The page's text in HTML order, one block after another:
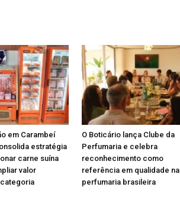
em Carambeí
estratégia
carne suína
valor
O Boticário lança Clube da
Perfumaria e celebra
reconhecimento como
referência em qualidade na
perfumaria brasileira